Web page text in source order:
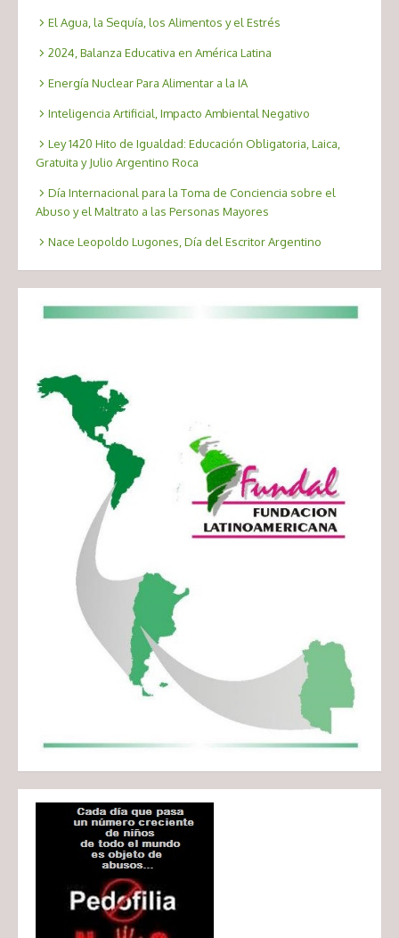
El Agua, la Sequía, los Alimentos y el Estrés
2024, Balanza Educativa en América Latina
Energía Nuclear Para Alimentar a la IA
Inteligencia Artificial, Impacto Ambiental Negativo
Ley 1420 Hito de Igualdad: Educación Obligatoria, Laica,
Gratuita y Julio Argentino Roca
Día Internacional para la Toma de Conciencia sobre el
Abuso y el Maltrato a las Personas Mayores
Nace Leopoldo Lugones, Día del Escritor Argentino